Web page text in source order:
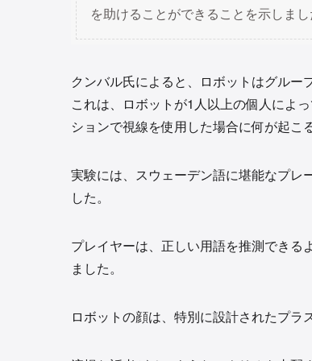
を助けることができることを示しまし
クンバル氏によると、ロボットはグルー
これは、ロボットが1人以上の個人によ
ションで視線を使用した場合に何が起こ
実験には、スウェーデン語に堪能なプレ
した。
プレイヤーは、正しい用語を推測でき
ました。
ロボットの顔は、特別に設計されたプラ